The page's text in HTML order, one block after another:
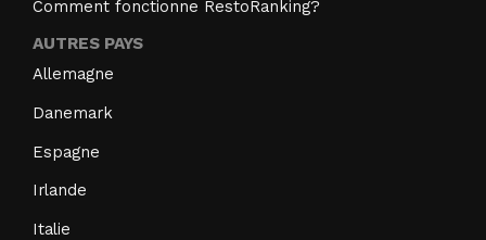
Comment fonctionne RestoRanking?
AUTRES PAYS
Allemagne
Danemark
Espagne
Irlande
Italie